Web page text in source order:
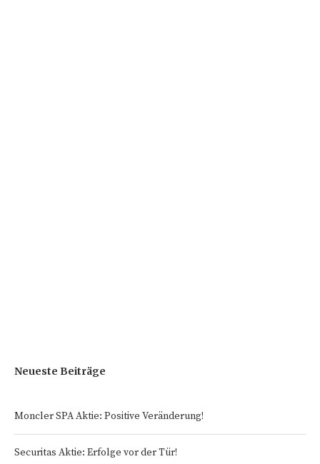
Neueste Beiträge
Moncler SPA Aktie: Positive Veränderung!
Securitas Aktie: Erfolge vor der Tür!